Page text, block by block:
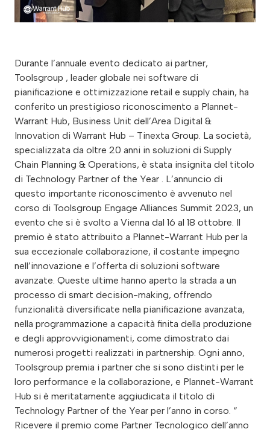
Durante l’annuale evento dedicato ai partner,
Toolsgroup , leader globale nei software di
pianificazione e ottimizzazione retail e supply chain, ha
conferito un prestigioso riconoscimento a Plannet-
Warrant Hub, Business Unit dell’Area Digital &
Innovation di Warrant Hub – Tinexta Group. La società,
specializzata da oltre 20 anni in soluzioni di Supply
Chain Planning & Operations, è stata insignita del titolo
di Technology Partner of the Year . L’annuncio di
questo importante riconoscimento è avvenuto nel
corso di Toolsgroup Engage Alliances Summit 2023, un
evento che si è svolto a Vienna dal 16 al 18 ottobre. Il
premio è stato attribuito a Plannet-Warrant Hub per la
sua eccezionale collaborazione, il costante impegno
nell’innovazione e l’offerta di soluzioni software
avanzate. Queste ultime hanno aperto la strada a un
processo di smart decision-making, offrendo
funzionalità diversificate nella pianificazione avanzata,
nella programmazione a capacità finita della produzione
e degli approvvigionamenti, come dimostrato dai
numerosi progetti realizzati in partnership. Ogni anno,
Toolsgroup premia i partner che si sono distinti per le
loro performance e la collaborazione, e Plannet-Warrant
Hub si è meritatamente aggiudicata il titolo di
Technology Partner of the Year per l’anno in corso. “
Ricevere il premio come Partner Tecnologico dell’anno